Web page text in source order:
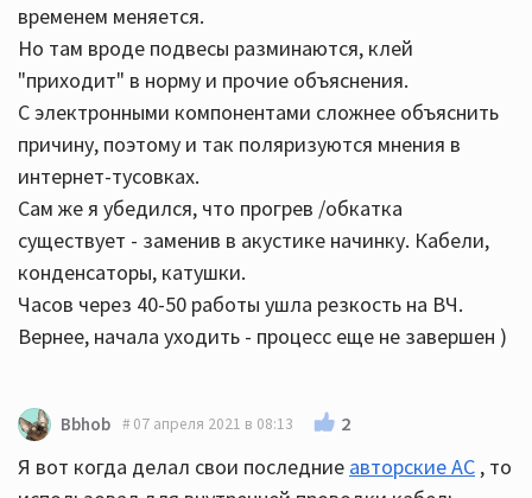
временем меняется.
Но там вроде подвесы разминаются, клей
"приходит" в норму и прочие объяснения.
С электронными компонентами сложнее объяснить
причину, поэтому и так поляризуются мнения в
интернет-тусовках.
Сам же я убедился, что прогрев /обкатка
существует - заменив в акустике начинку. Кабели,
конденсаторы, катушки.
Часов через 40-50 работы ушла резкость на ВЧ.
Вернее, начала уходить - процесс еще не завершен )
Bbhob 07 апреля 2021 в 08:13 2
Я вот когда делал свои последние авторские АС , то